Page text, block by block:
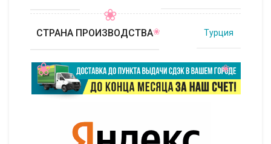
СТРАНА ПРОИЗВОДСТВА Турция